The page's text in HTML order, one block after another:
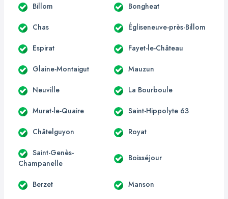
Billom Bongheat
Chas Égliseneuve-près-Billom
Espirat Fayet-le-Château
Glaine-Montaigut Mauzun
Neuville La Bourboule
Murat-le-Quaire Saint-Hippolyte 63
Châtelguyon Royat
Saint-Genès-
Champanelle
Boisséjour
Berzet Manson